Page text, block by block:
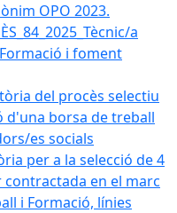
OPO 2023.
a
i foment
del procès selectiu
d'una borsa de treball
es socials
per a la selecció de 4
contractada en el marc
i Formació, línies